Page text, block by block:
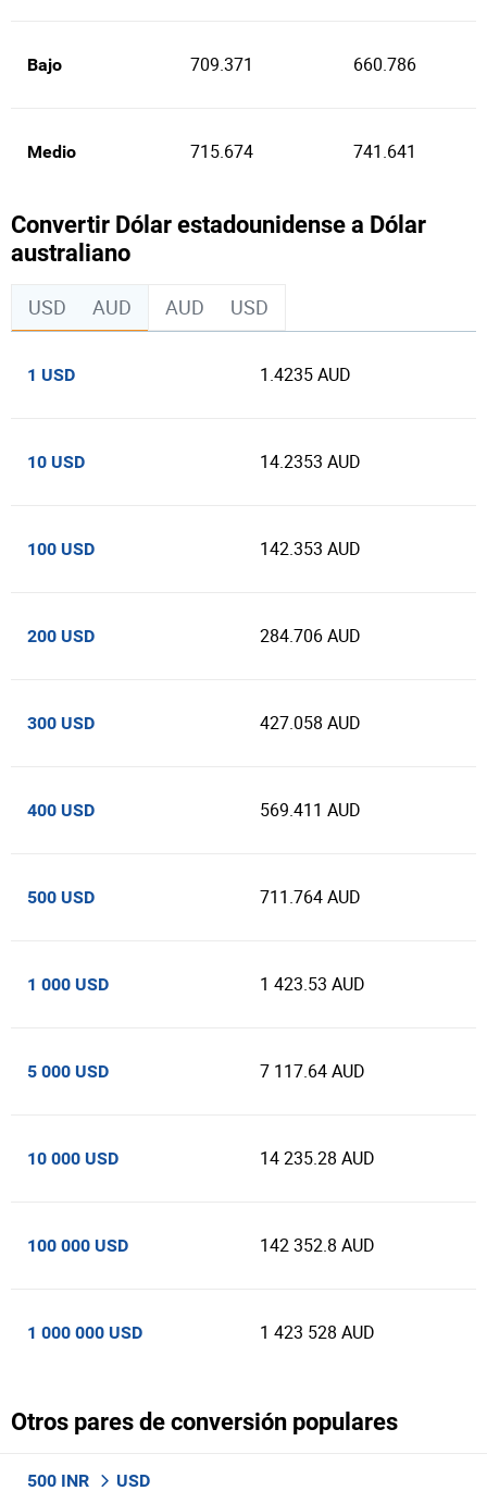
Bajo 709.371 660.786
Medio 715.674 741.641
Convertir Dólar estadounidense a Dólar
australiano
USD AUD AUD USD
1 USD 1.4235 AUD
10 USD 14.2353 AUD
100 USD 142.353 AUD
200 USD 284.706 AUD
300 USD 427.058 AUD
400 USD 569.411 AUD
500 USD 711.764 AUD
1 000 USD 1 423.53 AUD
5 000 USD 7 117.64 AUD
10 000 USD 14 235.28 AUD
100 000 USD 142 352.8 AUD
1 000 000 USD 1 423 528 AUD
Otros pares de conversión populares
500 INR USD